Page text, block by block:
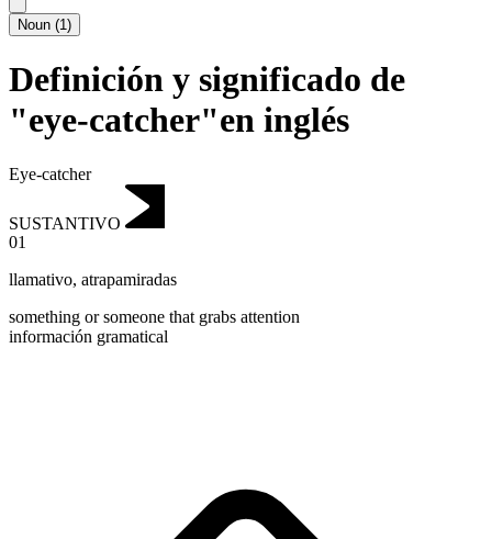
Noun (1)
Definición y significado de
"eye-catcher"en inglés
Eye-catcher
SUSTANTIVO
01
llamativo, atrapamiradas
something or someone that grabs attention
información gramatical